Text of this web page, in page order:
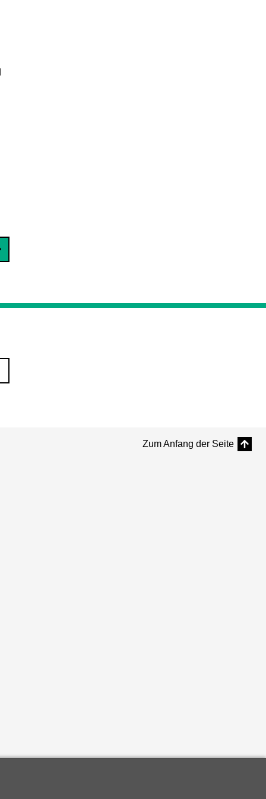
Zum Anfang der Seite